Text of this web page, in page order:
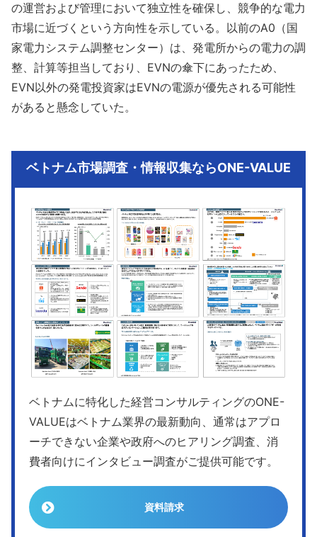
の運営および管理において独立性を確保し、競争的な電力
市場に近づくという方向性を示している。以前のA0（国
家電力システム調整センター）は、発電所からの電力の調
整、計算等担当しており、EVNの傘下にあったため、
EVN以外の発電投資家はEVNの電源が優先される可能性
があると懸念していた。
ベトナム市場調査・情報収集ならONE-VALUE
ベトナムに特化した経営コンサルティングのONE-
VALUEはベトナム業界の最新動向、通常はアプロ
ーチできない企業や政府へのヒアリング調査、消
費者向けにインタビュー調査がご提供可能です。
資料請求